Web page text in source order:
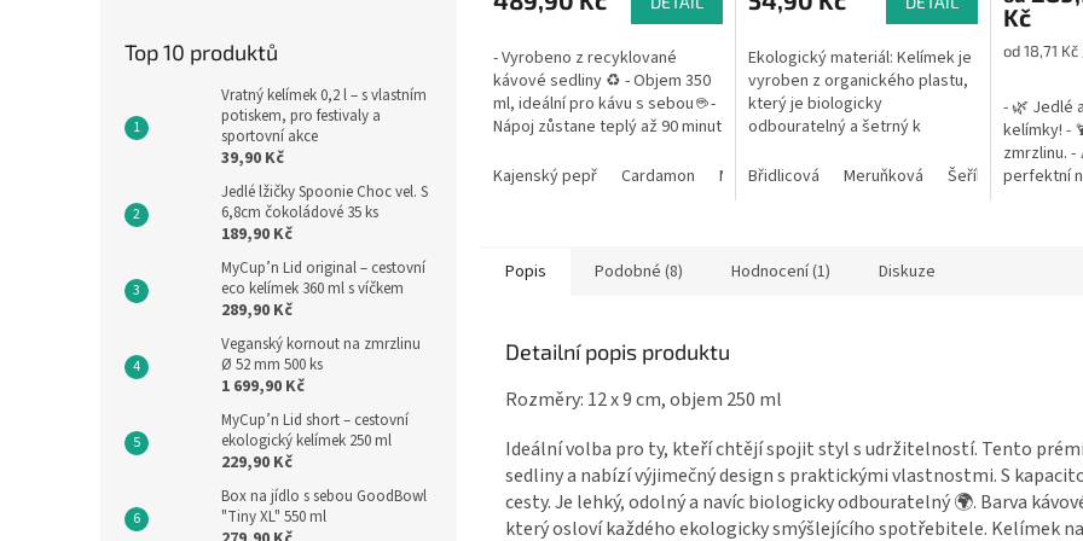
Top 10 produktů
Vratný kelímek 0,2 l – s vlastním
potiskem, pro festivaly a
sportovní akce
39,90 Kč
Jedlé lžičky Spoonie Choc vel. S
6,8cm čokoládové 35 ks
189,90 Kč
MyCup’n Lid original – cestovní
eco kelímek 360 ml s víčkem
289,90 Kč
Veganský kornout na zmrzlinu
Ø 52 mm 500 ks
1 699,90 Kč
MyCup’n Lid short – cestovní
ekologický kelímek 250 ml
229,90 Kč
Box na jídlo s sebou GoodBowl
"Tiny XL" 550 ml
- Vyrobeno z recyklované
kávové sedliny ♻️ - Objem 350
ml, ideální pro kávu s sebou ☕ -
Nápoj zůstane teplý až 90 minut
Kajenský pepř
Cardamon Muškátový oříšek
Ekologický materiál: Kelímek je
vyroben z organického plastu,
který je biologicky
odbouratelný a šetrný k
vyroben z obnovitelných
Břidlicová Meruňková Šeříková
Kč
Měrná
od 18,71
- 🌿 Jedlé
kelímky! -
zmrzlinu. -
perfektní
Popis Podobné (8) Hodnocení (1) Diskuze
Detailní popis produktu
Rozměry: 12 x 9 cm, objem 250 ml
Ideální volba pro ty, kteří chtějí spojit styl s udržitelností. Tento
sedliny a nabízí výjimečný design s praktickými vlastnostmi. S
cesty. Je lehký, odolný a navíc biologicky odbouratelný 🌍. Barva
který osloví každého ekologicky smýšlejícího spotřebitele. Kelímek